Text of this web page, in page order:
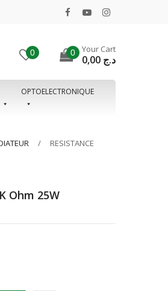
0 0 Your Cart
د.ج
OPTOELECTRONIQUE
RESISTANCE
Ohm 25W